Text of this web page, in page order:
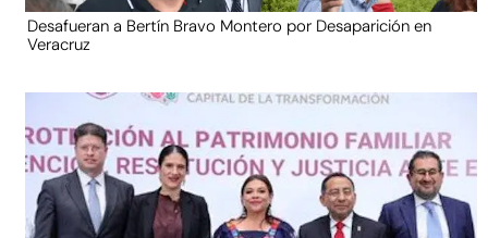
Desafueran a Bertín Bravo Montero por Desaparición en
Veracruz